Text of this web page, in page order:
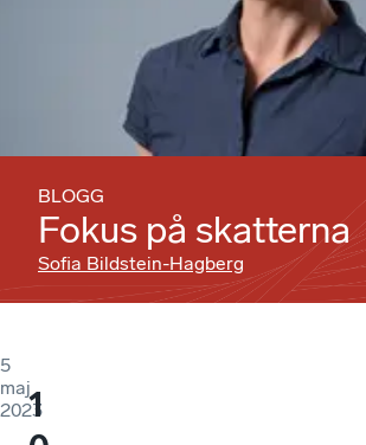
BLOGG
Fokus på skatterna
Sofia Bildstein-Hagberg
5
maj
2023
1